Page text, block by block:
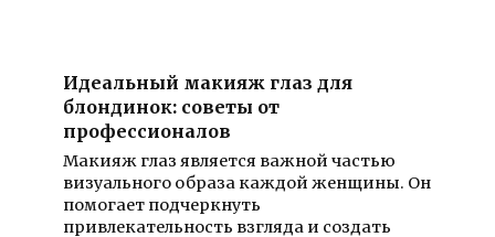
Идеальный макияж глаз для
блондинок: советы от
профессионалов
Макияж глаз является важной частью
визуального образа каждой женщины. Он
помогает подчеркнуть
привлекательность взгляда и создать